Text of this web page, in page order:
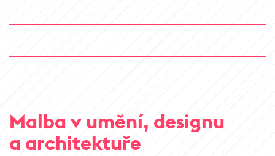
Malba v umění, designu
a architektuře